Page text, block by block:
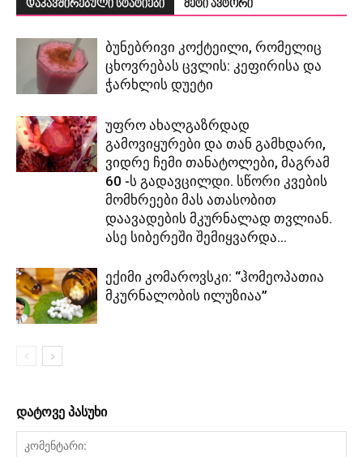
დაკავშირებული სტატიები მეტი ავტორი
ბუნებრივი კოქტეილი, რომელიც
ცხოვრებას ცვლის: კეფირისა და
ჭარხლის დუეტი
უფრო ახალგაზრდად
გამოვიყურები და თან გამხდარი,
ვიდრე ჩემი თანატოლები, მაგრამ
60 -ს გადავცილდი. სწორი კვების
მომხრეები მას ათასობით
დაავადების მკურნალად თვლიან.
ასე სიბერეში შემიყვარდა...
ექიმი კომაროვსკი: “ჰომეოპათია
მკურნალობის ილუზიაა”
დატოვე პასუხი